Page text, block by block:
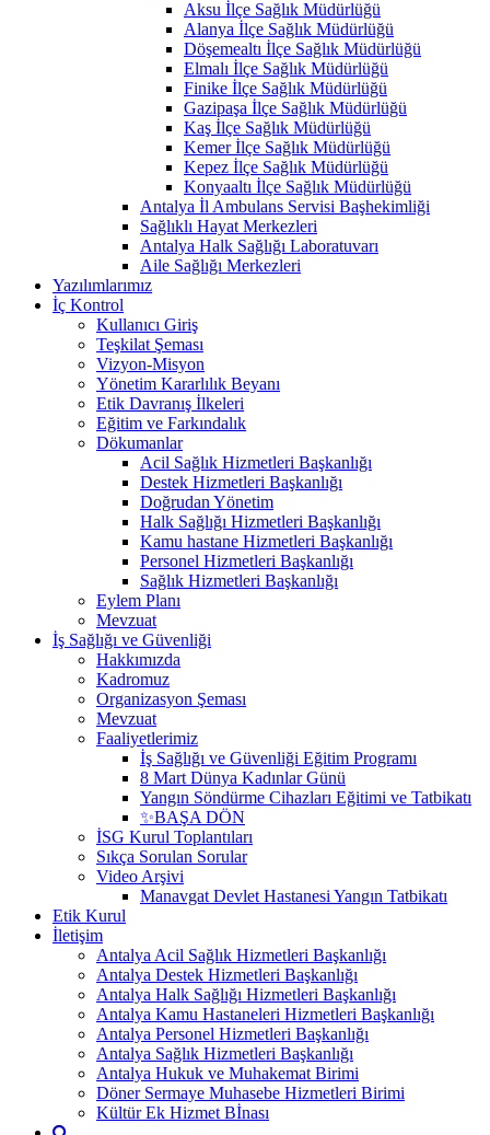
Aksu İlçe Sağlık Müdürlüğü
Alanya İlçe Sağlık Müdürlüğü
Döşemealtı İlçe Sağlık Müdürlüğü
Elmalı İlçe Sağlık Müdürlüğü
Finike İlçe Sağlık Müdürlüğü
Gazipaşa İlçe Sağlık Müdürlüğü
Kaş İlçe Sağlık Müdürlüğü
Kemer İlçe Sağlık Müdürlüğü
Kepez İlçe Sağlık Müdürlüğü
Konyaaltı İlçe Sağlık Müdürlüğü
Antalya İl Ambulans Servisi Başhekimliği
Sağlıklı Hayat Merkezleri
Antalya Halk Sağlığı Laboratuvarı
Aile Sağlığı Merkezleri
Yazılımlarımız
İç Kontrol
Kullanıcı Giriş
Teşkilat Şeması
Vizyon-Misyon
Yönetim Kararlılık Beyanı
Etik Davranış İlkeleri
Eğitim ve Farkındalık
Dökumanlar
Acil Sağlık Hizmetleri Başkanlığı
Destek Hizmetleri Başkanlığı
Doğrudan Yönetim
Halk Sağlığı Hizmetleri Başkanlığı
Kamu hastane Hizmetleri Başkanlığı
Personel Hizmetleri Başkanlığı
Sağlık Hizmetleri Başkanlığı
Eylem Planı
Mevzuat
İş Sağlığı ve Güvenliği
Hakkımızda
Kadromuz
Organizasyon Şeması
Mevzuat
Faaliyetlerimiz
İş Sağlığı ve Güvenliği Eğitim Programı
8 Mart Dünya Kadınlar Günü
Yangın Söndürme Cihazları Eğitimi ve Tatbikatı
✨BAŞA DÖN
İSG Kurul Toplantıları
Sıkça Sorulan Sorular
Video Arşivi
Manavgat Devlet Hastanesi Yangın Tatbikatı
Etik Kurul
İletişim
Antalya Acil Sağlık Hizmetleri Başkanlığı
Antalya Destek Hizmetleri Başkanlığı
Antalya Halk Sağlığı Hizmetleri Başkanlığı
Antalya Kamu Hastaneleri Hizmetleri Başkanlığı
Antalya Personel Hizmetleri Başkanlığı
Antalya Sağlık Hizmetleri Başkanlığı
Antalya Hukuk ve Muhakemat Birimi
Döner Sermaye Muhasebe Hizmetleri Birimi
Kültür Ek Hizmet Bİnası